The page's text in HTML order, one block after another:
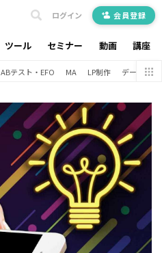
ツール セミナー 動画 講座
ログイン 会員登録
ABテスト・EFO MA LP制作 データ分析